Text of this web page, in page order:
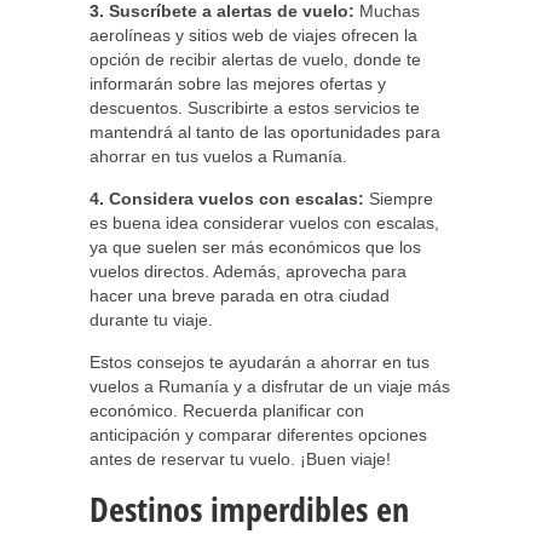
3. Suscríbete a alertas de vuelo: Muchas
aerolíneas y sitios web de viajes ofrecen la
opción de recibir alertas de vuelo, donde te
informarán sobre las mejores ofertas y
descuentos. Suscribirte a estos servicios te
mantendrá al tanto de las oportunidades para
ahorrar en tus vuelos a Rumanía.
4. Considera vuelos con escalas: Siempre
es buena idea considerar vuelos con escalas,
ya que suelen ser más económicos que los
vuelos directos. Además, aprovecha para
hacer una breve parada en otra ciudad
durante tu viaje.
Estos consejos te ayudarán a ahorrar en tus
vuelos a Rumanía y a disfrutar de un viaje más
económico. Recuerda planificar con
anticipación y comparar diferentes opciones
antes de reservar tu vuelo. ¡Buen viaje!
Destinos imperdibles en